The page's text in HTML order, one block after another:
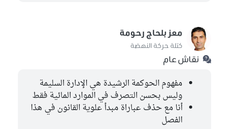
معز بلحاج رحومة
كتلة حركة النهضة
نقاش عام
مفهوم الحوكمة الرشيدة هي الإدارة السليمة
وليس بحسن التصرف في الموارد المائية فقط
أنا مع حذف عباراة مبدأ علوية القانون في هذا
الفصل